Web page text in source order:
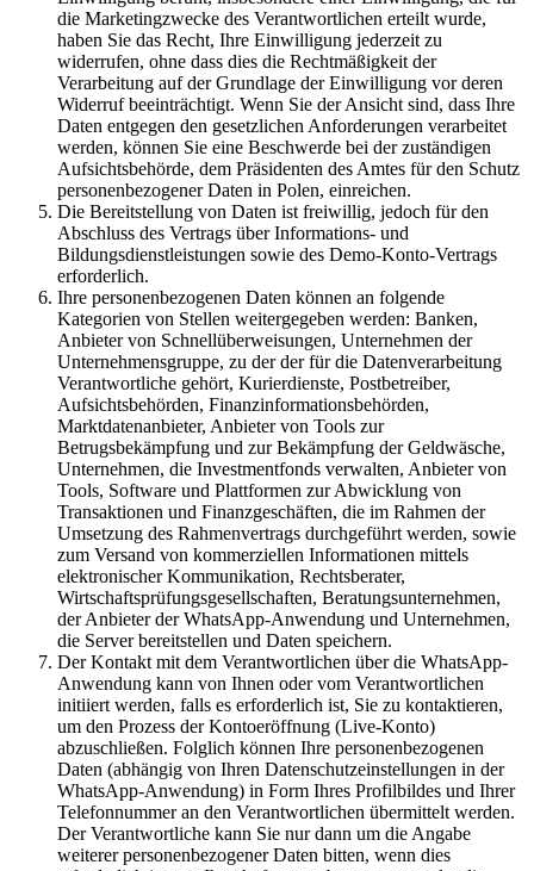
die Marketingzwecke des Verantwortlichen erteilt wurde,
haben Sie das Recht, Ihre Einwilligung jederzeit zu
widerrufen, ohne dass dies die Rechtmäßigkeit der
Verarbeitung auf der Grundlage der Einwilligung vor deren
Widerruf beeinträchtigt. Wenn Sie der Ansicht sind, dass Ihre
Daten entgegen den gesetzlichen Anforderungen verarbeitet
werden, können Sie eine Beschwerde bei der zuständigen
Aufsichtsbehörde, dem Präsidenten des Amtes für den Schutz
personenbezogener Daten in Polen, einreichen.
Die Bereitstellung von Daten ist freiwillig, jedoch für den
Abschluss des Vertrags über Informations- und
Bildungsdienstleistungen sowie des Demo-Konto-Vertrags
erforderlich.
Ihre personenbezogenen Daten können an folgende
Kategorien von Stellen weitergegeben werden: Banken,
Anbieter von Schnellüberweisungen, Unternehmen der
Unternehmensgruppe, zu der der für die Datenverarbeitung
Verantwortliche gehört, Kurierdienste, Postbetreiber,
Aufsichtsbehörden, Finanzinformationsbehörden,
Marktdatenanbieter, Anbieter von Tools zur
Betrugsbekämpfung und zur Bekämpfung der Geldwäsche,
Unternehmen, die Investmentfonds verwalten, Anbieter von
Tools, Software und Plattformen zur Abwicklung von
Transaktionen und Finanzgeschäften, die im Rahmen der
Umsetzung des Rahmenvertrags durchgeführt werden, sowie
zum Versand von kommerziellen Informationen mittels
elektronischer Kommunikation, Rechtsberater,
Wirtschaftsprüfungsgesellschaften, Beratungsunternehmen,
der Anbieter der WhatsApp-Anwendung und Unternehmen,
die Server bereitstellen und Daten speichern.
Der Kontakt mit dem Verantwortlichen über die WhatsApp-
Anwendung kann von Ihnen oder vom Verantwortlichen
initiiert werden, falls es erforderlich ist, Sie zu kontaktieren,
um den Prozess der Kontoeröffnung (Live-Konto)
abzuschließen. Folglich können Ihre personenbezogenen
Daten (abhängig von Ihren Datenschutzeinstellungen in der
WhatsApp-Anwendung) in Form Ihres Profilbildes und Ihrer
Telefonnummer an den Verantwortlichen übermittelt werden.
Der Verantwortliche kann Sie nur dann um die Angabe
weiterer personenbezogener Daten bitten, wenn dies